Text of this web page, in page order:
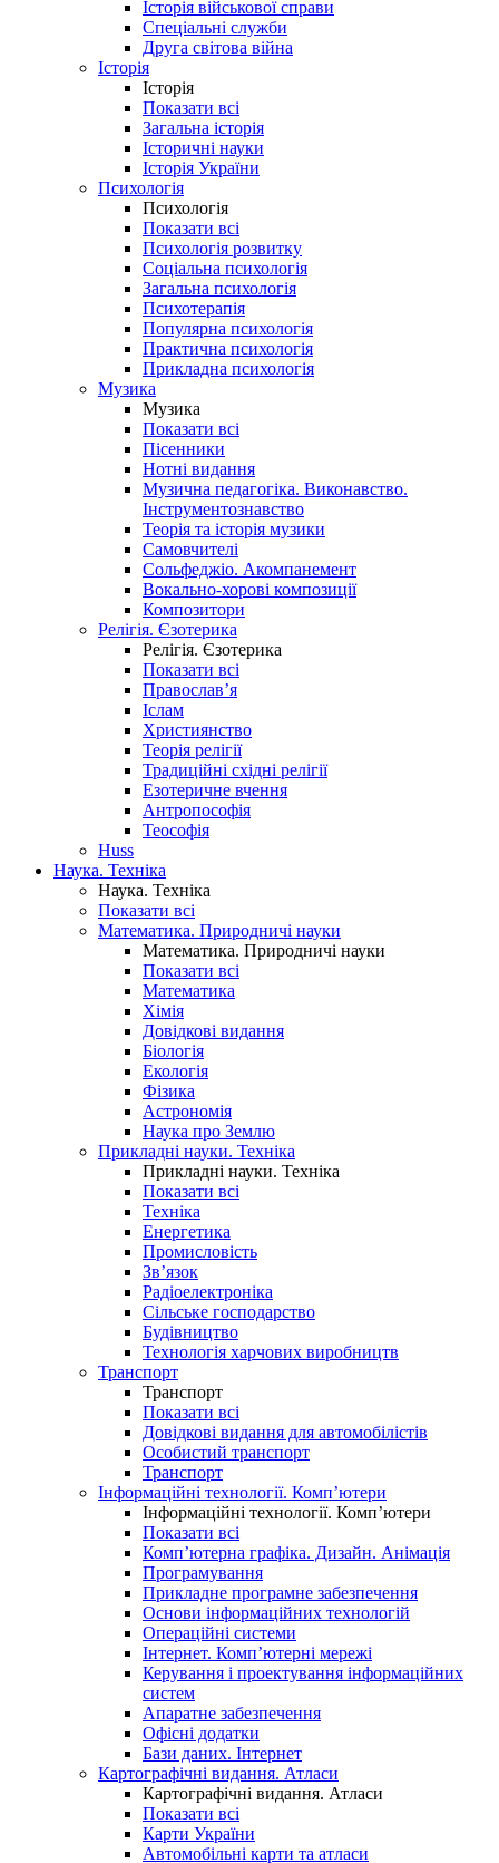
Історія військової справи
Спеціальні служби
Друга світова війна
Історія
Історія
Показати всі
Загальна історія
Історичні науки
Історія України
Психологія
Психологія
Показати всі
Психологія розвитку
Соціальна психологія
Загальна психологія
Психотерапія
Популярна психологія
Практична психологія
Прикладна психологія
Музика
Музика
Показати всі
Пісенники
Нотні видання
Музична педагогіка. Виконавство.
Інструментознавство
Теорія та історія музики
Самовчителі
Сольфеджіо. Акомпанемент
Вокально-хорові композиції
Композитори
Релігія. Єзотерика
Релігія. Єзотерика
Показати всі
Православ’я
Іслам
Християнство
Теорія релігії
Традиційні східні релігії
Езотеричне вчення
Антропософія
Теософія
Huss
Наука. Техніка
Наука. Техніка
Показати всі
Математика. Природничі науки
Математика. Природничі науки
Показати всі
Математика
Хімія
Довідкові видання
Біологія
Екологія
Фізика
Астрономія
Наука про Землю
Прикладні науки. Техніка
Прикладні науки. Техніка
Показати всі
Техніка
Енергетика
Промисловість
Зв’язок
Радіоелектроніка
Сільське господарство
Будівництво
Технологія харчових виробництв
Транспорт
Транспорт
Показати всі
Довідкові видання для автомобілістів
Особистий транспорт
Транспорт
Інформаційні технології. Комп’ютери
Інформаційні технології. Комп’ютери
Показати всі
Комп’ютерна графіка. Дизайн. Анімація
Програмування
Прикладне програмне забезпечення
Основи інформаційних технологій
Операційні системи
Інтернет. Комп’ютерні мережі
Керування і проектування інформаційних
систем
Апаратне забезпечення
Офісні додатки
Бази даних. Інтернет
Картографічні видання. Атласи
Картографічні видання. Атласи
Показати всі
Карти України
Автомобільні карти та атласи